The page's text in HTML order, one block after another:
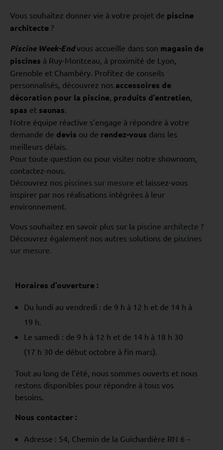
Vous souhaitez donner vie à votre projet de piscine
architecte ?
Piscine Week-Endvous accueille dans son magasin de
piscines à Ruy-Montceau, à proximité de Lyon,
Grenoble et Chambéry. Profitez de conseils
personnalisés, découvrez nos accessoires de
décoration pour la piscine, produits d’entretien,
spas et saunas.
Notre équipe réactive s’engage à répondre à votre
demande de devis ou de rendez-vous dans les
meilleurs délais.
Pour toute question ou pour visiter notre showroom,
contactez-nous.
Découvrez nos piscines sur mesure et laissez-vous
inspirer par nos réalisations intégrées à leur
environnement.
Vous souhaitez en savoir plus sur la piscine architecte ?
Découvrez également nos autres solutions de piscines
sur mesure.
Horaires d’ouverture :
Du lundi au vendredi : de 9 h à 12 h et de 14 h à
19 h.
Le samedi : de 9 h à 12 h et de 14 h à 18 h 30
(17 h 30 de début octobre à fin mars).
Tout au long de l’été, nous sommes ouverts et nous
restons disponibles pour répondre à tous vos
besoins.
Nous contacter :
Adresse : 54, Chemin de la Guichardière RN 6 –